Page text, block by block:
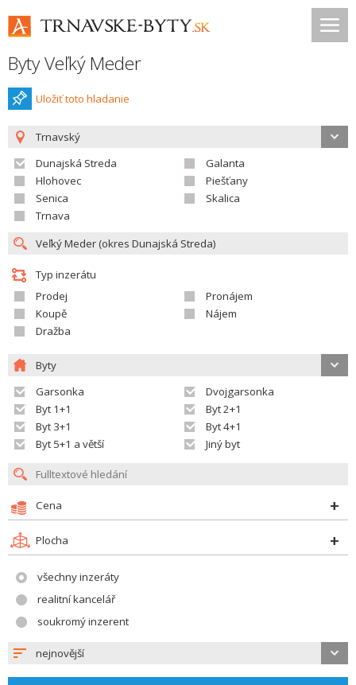
Byty Veľký Meder
Uložiť toto hladanie
Trnavský
Dunajská Streda
Galanta
Hlohovec
Piešťany
Senica
Skalica
Trnava
Typ inzerátu
Prodej
Pronájem
Koupě
Nájem
Dražba
Byty
Garsonka
Dvojgarsonka
Byt 1+1
Byt 2+1
Byt 3+1
Byt 4+1
Byt 5+1 a větší
Jiný byt
Cena
Plocha
všechny inzeráty
realitní kancelář
soukromý inzerent
nejnovější